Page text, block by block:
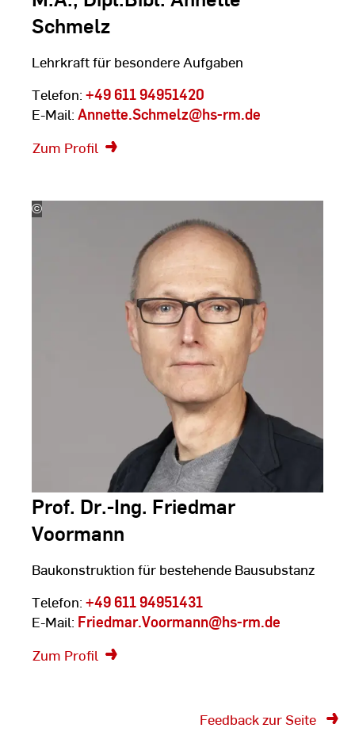
Schmelz
Lehrkraft für besondere Aufgaben
Telefon: +49 611 94951420
E-Mail: Annette.Schmelz@hs-rm.de
Zum Profil
©
Silke
Prof. Dr.-Ing. Friedmar
Voormann
Baukonstruktion für bestehende Bausubstanz
Telefon: +49 611 94951431
E-Mail: Friedmar.Voormann@hs-rm.de
Zum Profil
Feedback zur Seite